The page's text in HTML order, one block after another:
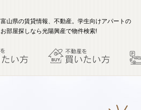
富山県の賃貸情報、不動産。学生向けアパートの
お部屋探しなら光陽興産で物件検索!